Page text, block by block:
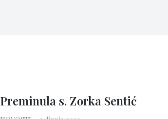
Preminula s. Zorka Sentić